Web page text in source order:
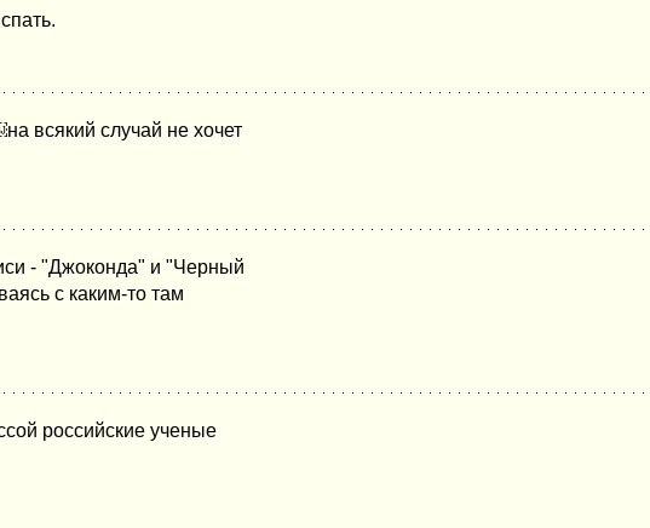
всякий случай не хочет
- "Джоконда" и "Черный
с каким-то там
российские ученые